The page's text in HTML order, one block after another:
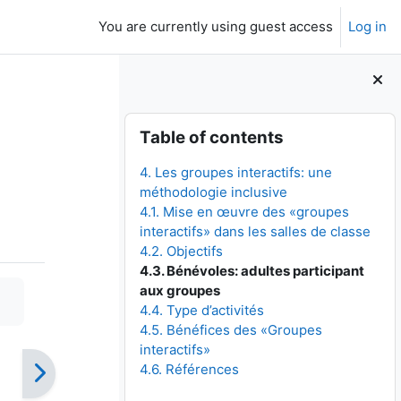
You are currently using guest access Log in
Skip Table of contents
Table of contents
4. Les groupes interactifs: une
méthodologie inclusive
4.1. Mise en œuvre des «groupes
interactifs» dans les salles de classe
4.2. Objectifs
4.3. Bénévoles: adultes participant
aux groupes
4.4. Type d’activités
4.5. Bénéfices des «Groupes
interactifs»
4.6. Références